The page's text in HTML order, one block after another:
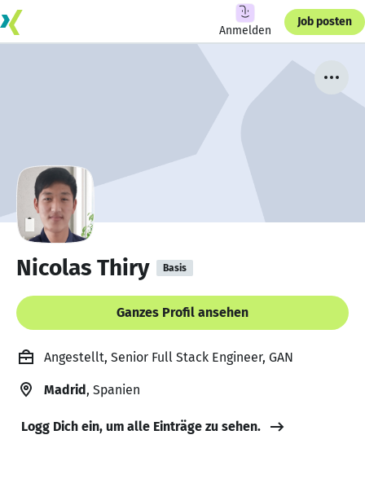
Anmelden
Job posten
Nicolas Thiry Basis
Ganzes Profil ansehen
Angestellt, Senior Full Stack Engineer, GAN
Madrid, Spanien
Logg Dich ein, um alle Einträge zu sehen.